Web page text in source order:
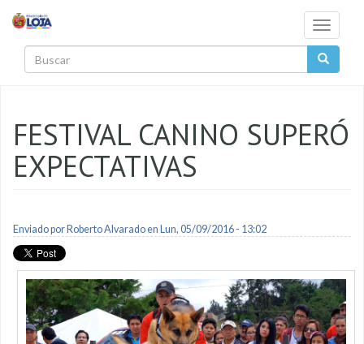
Toggle
FESTIVAL CANINO SUPERÓ
EXPECTATIVAS
Enviado por Roberto Alvaradoen Lun, 05/09/2016 - 13:02